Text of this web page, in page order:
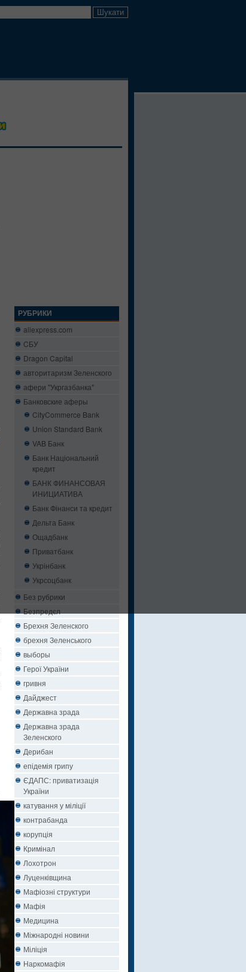
РУБРИКИ
aliexpress.com
CБУ
Dragon Capital
авторитаризм Зеленского
афери "Укргазбанка"
Банковские аферы
CityCommerce Bank
Union Standard Bank
VAB Банк
Банк Національний
кредит
БАНК ФИНАНСОВАЯ
ИНИЦИАТИВА
Банк Фінанси та кредит
Дельта Банк
Ощадбанк
Приватбанк
Укрінбанк
Укрсоцбанк
Без рубрики
Безпредєл
Брехня Зеленского
брехня Зеленського
выборы
Герої України
гривня
Дайджест
Державна зрада
Державна зрада
Зеленского
Дерибан
епідемія грипу
ЄДАПС: приватизація
України
катування у міліції
контрабанда
корупція
Кримінал
Лохотрон
Луценківщина
Мафіозні структури
Мафія
Медицина
Міжнародні новини
Міліція
Наркомафія